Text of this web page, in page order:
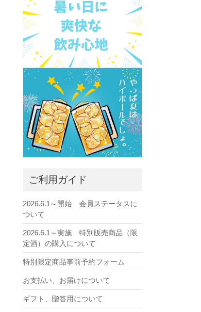
ご利用ガイド
2026.6.1～開始 会員ステータスに
ついて
2026.6.1～実施 特別販売商品（限
定酒）の購入について
特別限定商品事前予約フォーム
お支払い、お届けについて
ギフト、贈答用について